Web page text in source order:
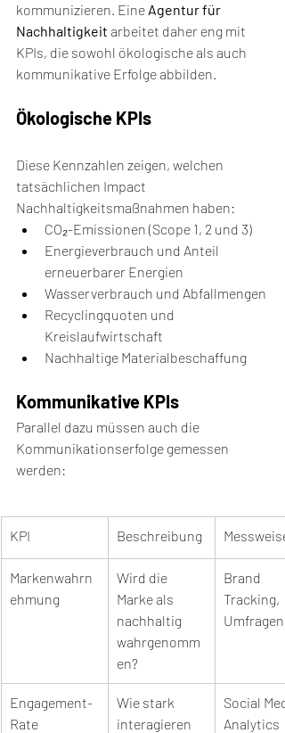
kommunizieren. Eine Agentur für
Nachhaltigkeit arbeitet daher eng mit
KPIs, die sowohl ökologische als auch
kommunikative Erfolge abbilden.
Ökologische KPIs
Diese Kennzahlen zeigen, welchen
tatsächlichen Impact
Nachhaltigkeitsmaßnahmen haben:
CO₂-Emissionen (Scope 1, 2 und 3)
Energieverbrauch und Anteil
erneuerbarer Energien
Wasserverbrauch und Abfallmengen
Recyclingquoten und
Kreislaufwirtschaft
Nachhaltige Materialbeschaffung
Kommunikative KPIs
Parallel dazu müssen auch die
Kommunikationserfolge gemessen
werden:
KPI Beschreibung Messweise
Markenwahrn
ehmung
Wird die
Marke als
nachhaltig
wahrgenomm
en?
Brand
Tracking,
Umfragen
Engagement-
Rate
Wie stark
interagieren
Social
Analytics